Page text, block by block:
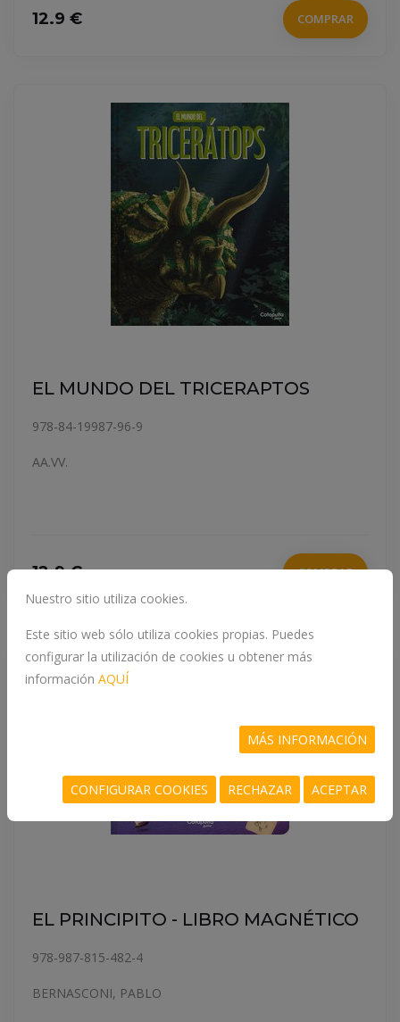
12.9 € COMPRAR
EL MUNDO DEL TRICERAPTOS
978-84-19987-96-9
AA.VV.
12.9 € COMPRAR
EL PRINCIPITO - LIBRO MAGNÉTICO
978-987-815-482-4
BERNASCONI, PABLO
Nuestro sitio utiliza cookies.
Este sitio web sólo utiliza cookies propias. Puedes
configurar la utilización de cookies u obtener más
información AQUÍ
MÁS INFORMACIÓN
CONFIGURAR COOKIES RECHAZAR ACEPTAR